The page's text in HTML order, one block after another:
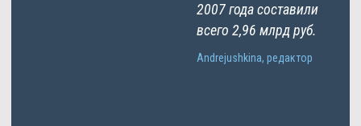
2007 года составили
всего 2,96 млрд руб.
Andrejushkina, редактор